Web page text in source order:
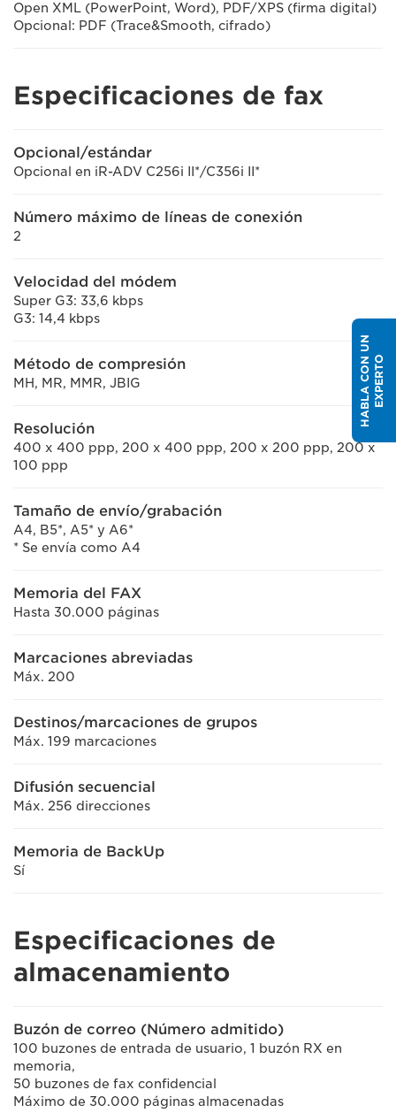
Open XML (PowerPoint, Word), PDF/XPS (firma digital)
Opcional: PDF (Trace&Smooth, cifrado)
Especificaciones de fax
Opcional/estándar
Opcional en iR-ADV C256i II*/C356i II*
Número máximo de líneas de conexión
2
Velocidad del módem
Super G3: 33,6 kbps
G3: 14,4 kbps
Método de compresión
MH, MR, MMR, JBIG
Resolución
400 x 400 ppp, 200 x 400 ppp, 200 x 200 ppp, 200 x
100 ppp
Tamaño de envío/grabación
A4, B5*, A5* y A6*
* Se envía como A4
Memoria del FAX
Hasta 30.000 páginas
Marcaciones abreviadas
Máx. 200
Destinos/marcaciones de grupos
Máx. 199 marcaciones
Difusión secuencial
Máx. 256 direcciones
Memoria de BackUp
Sí
Especificaciones de
almacenamiento
Buzón de correo (Número admitido)
100 buzones de entrada de usuario, 1 buzón RX en
memoria,
50 buzones de fax confidencial
Máximo de 30.000 páginas almacenadas
H
A
B
L
A
C
ON
U
N
E
X
P
E
R
TO